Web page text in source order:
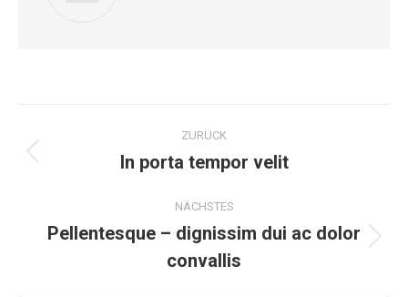
Kommentarnavigation
ZURÜCK
Vorheriger
In porta tempor velit
NÄCHSTES
Beitrag:
Pellentesque – dignissim dui ac dolor
convallis